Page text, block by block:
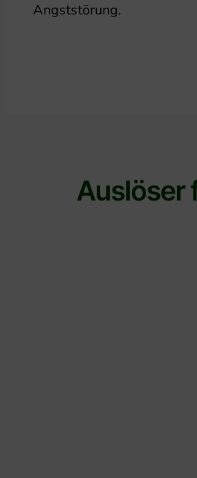
Angststörung.
Auslöser